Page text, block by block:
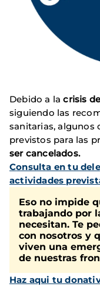
Debido a la crisis
siguiendo las
sanitarias, algunos
previstos para las
ser cancelados.
Consulta en tu
actividades
Eso no impide
trabajando por
necesitan. Te
con nosotros y
viven una
de nuestras
Haz aqui tu